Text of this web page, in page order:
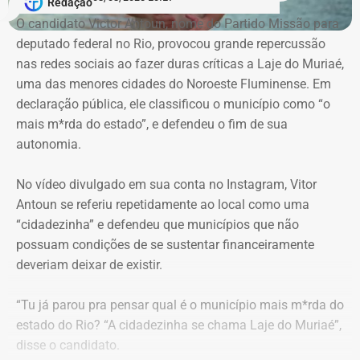
advogados de defesa.
Moraes, porém, afastou a alegação de que teria havido
violação da cadeia de custódia das provas. Segundo o
ministro, não existem “quaisquer indícios ou evidências
concretas” que sustentem essa possibilidade. Ele
também descartou a hipótese de que o sigilo das
comunicações profissionais de Alessandro Carracena, na
Além de rejeitar o recurso da defesa de Carracena, o
ministro do STF votou por negar pedidos de outros
investigados na Operação Anomalia. O ministro defendeu
que se mantenham as prisões do policial militar Flávio
Gonçalves, ex-assessor parlamentar, continue detido em
uma penitenciária federal.
O candidato Victor Antoun, nome do Partido Missão para
deputado federal no Rio, provocou grande repercussão
nas redes sociais ao fazer duras críticas a Laje do Muriaé,
uma das menores cidades do Noroeste Fluminense. Em
declaração pública, ele classificou o município como “o
mais m*rda do estado”, e defendeu o fim de sua
autonomia.
No vídeo divulgado em sua conta no Instagram, Vitor
Antoun se referiu repetidamente ao local como uma
“cidadezinha” e defendeu que municípios que não
possuam condições de se sustentar financeiramente
deveriam deixar de existir.
“Tu já parou pra pensar qual é o município mais m*rda do
estado do Rio? “A cidadezinha se chama Laje do Muriaé”,
disse o candidato.